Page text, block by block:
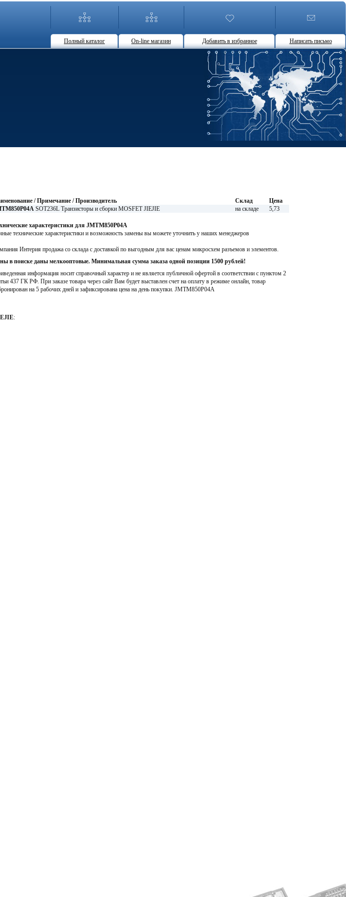
Полный каталог On-line магазин Добавить в избранное Написать письмо
/ Примечание / Производитель Склад
Цена
SOT236L Транзисторы и сборки MOSFET JIEJIE на складе 5,73
характеристики для JMTM850P04A
технические характеристики и возможность замены вы можете уточнить у наших менеджеров
Интерия продажа со склада с доставкой по выгодным для вас ценам микросхем разъемов и элементов.
в поиске даны мелкооптовые. Минимальная сумма заказа одной позиции 1500 рублей!
информация носит справочный характер и не является публичной офертой в соответствии с пунктом 2
437 ГК РФ. При заказе товара через сайт Вам будет выставлен счет на оплату в режиме онлайн, товар
на 5 рабочих дней и зафиксирована цена на день покупки. JMTM850P04A
: